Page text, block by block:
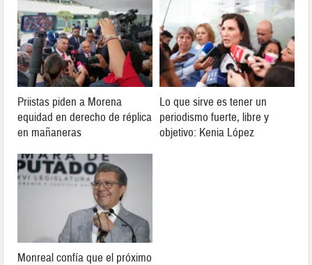
Priistas piden a Morena
equidad en derecho de réplica
en mañaneras
Lo que sirve es tener un
periodismo fuerte, libre y
objetivo: Kenia López
Monreal confía que el próximo